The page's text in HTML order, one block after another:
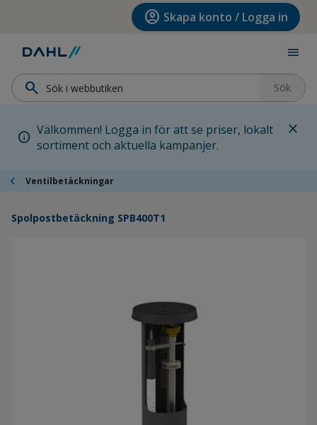
Hoppa till huvudinnehållet account_circle Skapa konto / Logga in
menu
search Sök
info Välkommen! Logga in för att se priser, lokalt
sortiment och aktuella kampanjer.
close
chevron_left Ventilbetäckningar
Spolpostbetäckning SPB400T1